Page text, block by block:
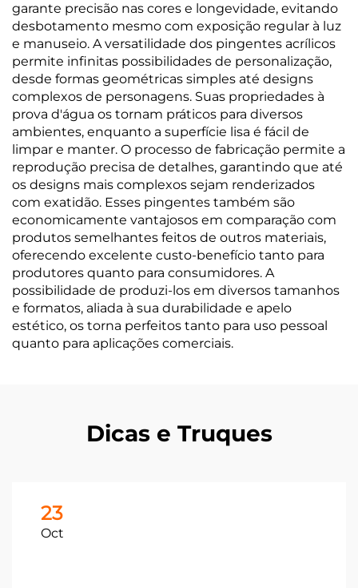
garante precisão nas cores e longevidade, evitando
desbotamento mesmo com exposição regular à luz
e manuseio. A versatilidade dos pingentes acrílicos
permite infinitas possibilidades de personalização,
desde formas geométricas simples até designs
complexos de personagens. Suas propriedades à
prova d'água os tornam práticos para diversos
ambientes, enquanto a superfície lisa é fácil de
limpar e manter. O processo de fabricação permite a
reprodução precisa de detalhes, garantindo que até
os designs mais complexos sejam renderizados
com exatidão. Esses pingentes também são
economicamente vantajosos em comparação com
produtos semelhantes feitos de outros materiais,
oferecendo excelente custo-benefício tanto para
produtores quanto para consumidores. A
possibilidade de produzi-los em diversos tamanhos
e formatos, aliada à sua durabilidade e apelo
estético, os torna perfeitos tanto para uso pessoal
quanto para aplicações comerciais.
Dicas e Truques
23
Oct